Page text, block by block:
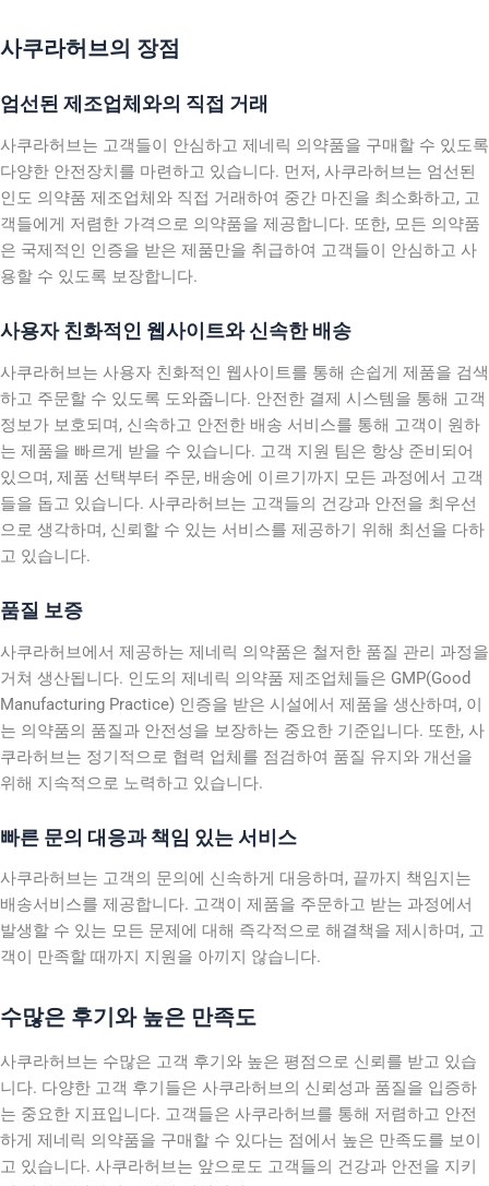
사쿠라허브의 장점
엄선된 제조업체와의 직접 거래
사쿠라허브는 고객들이 안심하고 제네릭 의약품을 구매할 수 있도록
다양한 안전장치를 마련하고 있습니다. 먼저, 사쿠라허브는 엄선된
인도 의약품 제조업체와 직접 거래하여 중간 마진을 최소화하고, 고
객들에게 저렴한 가격으로 의약품을 제공합니다. 또한, 모든 의약품
은 국제적인 인증을 받은 제품만을 취급하여 고객들이 안심하고 사
용할 수 있도록 보장합니다.
사용자 친화적인 웹사이트와 신속한 배송
사쿠라허브는 사용자 친화적인 웹사이트를 통해 손쉽게 제품을 검색
하고 주문할 수 있도록 도와줍니다. 안전한 결제 시스템을 통해 고객
정보가 보호되며, 신속하고 안전한 배송 서비스를 통해 고객이 원하
는 제품을 빠르게 받을 수 있습니다. 고객 지원 팀은 항상 준비되어
있으며, 제품 선택부터 주문, 배송에 이르기까지 모든 과정에서 고객
들을 돕고 있습니다. 사쿠라허브는 고객들의 건강과 안전을 최우선
으로 생각하며, 신뢰할 수 있는 서비스를 제공하기 위해 최선을 다하
고 있습니다.
품질 보증
사쿠라허브에서 제공하는 제네릭 의약품은 철저한 품질 관리 과정을
거쳐 생산됩니다. 인도의 제네릭 의약품 제조업체들은 GMP(Good
Manufacturing Practice) 인증을 받은 시설에서 제품을 생산하며, 이
는 의약품의 품질과 안전성을 보장하는 중요한 기준입니다. 또한, 사
쿠라허브는 정기적으로 협력 업체를 점검하여 품질 유지와 개선을
위해 지속적으로 노력하고 있습니다.
빠른 문의 대응과 책임 있는 서비스
사쿠라허브는 고객의 문의에 신속하게 대응하며, 끝까지 책임지는
배송서비스를 제공합니다. 고객이 제품을 주문하고 받는 과정에서
발생할 수 있는 모든 문제에 대해 즉각적으로 해결책을 제시하며, 고
객이 만족할 때까지 지원을 아끼지 않습니다.
수많은 후기와 높은 만족도
사쿠라허브는 수많은 고객 후기와 높은 평점으로 신뢰를 받고 있습
니다. 다양한 고객 후기들은 사쿠라허브의 신뢰성과 품질을 입증하
는 중요한 지표입니다. 고객들은 사쿠라허브를 통해 저렴하고 안전
하게 제네릭 의약품을 구매할 수 있다는 점에서 높은 만족도를 보이
고 있습니다. 사쿠라허브는 앞으로도 고객들의 건강과 안전을 지키